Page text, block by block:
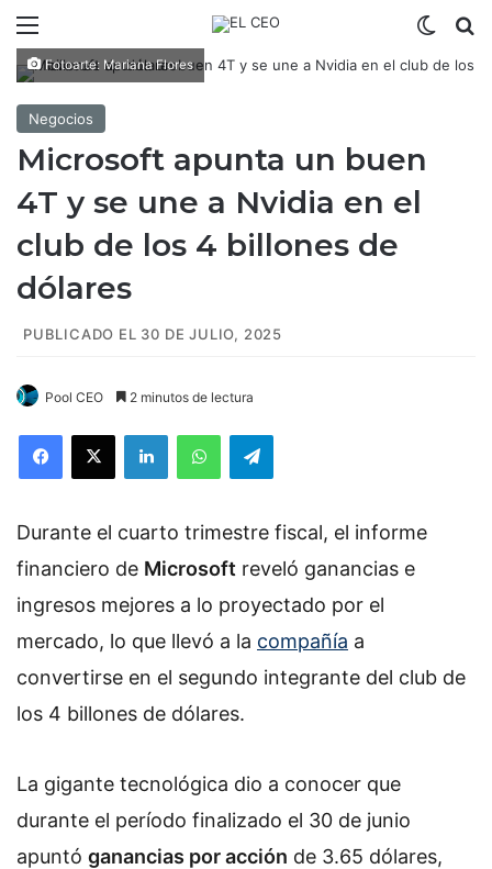
Fotoarte: Mariana Flores
Negocios
Microsoft apunta un buen
4T y se une a Nvidia en el
club de los 4 billones de
dólares
PUBLICADO EL 30 DE JULIO, 2025
Pool CEO 2 minutos de lectura
Durante el cuarto trimestre fiscal, el informe
financiero de Microsoft reveló ganancias e
ingresos mejores a lo proyectado por el
mercado, lo que llevó a la compañía a
convertirse en el segundo integrante del club de
los 4 billones de dólares.
La gigante tecnológica dio a conocer que
durante el período finalizado el 30 de junio
apuntó ganancias por acción de 3.65 dólares,